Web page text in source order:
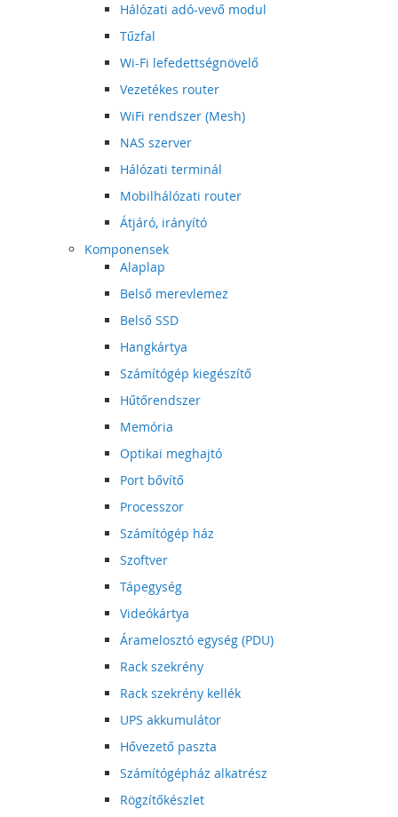
Hálózati adó-vevő modul
Tűzfal
Wi-Fi lefedettségnövelő
Vezetékes router
WiFi rendszer (Mesh)
NAS szerver
Hálózati terminál
Mobilhálózati router
Átjáró, irányító
Komponensek
Alaplap
Belső merevlemez
Belső SSD
Hangkártya
Számítógép kiegészítő
Hűtőrendszer
Memória
Optikai meghajtó
Port bővítő
Processzor
Számítógép ház
Szoftver
Tápegység
Videókártya
Áramelosztó egység (PDU)
Rack szekrény
Rack szekrény kellék
UPS akkumulátor
Hővezető paszta
Számítógépház alkatrész
Rögzítőkészlet